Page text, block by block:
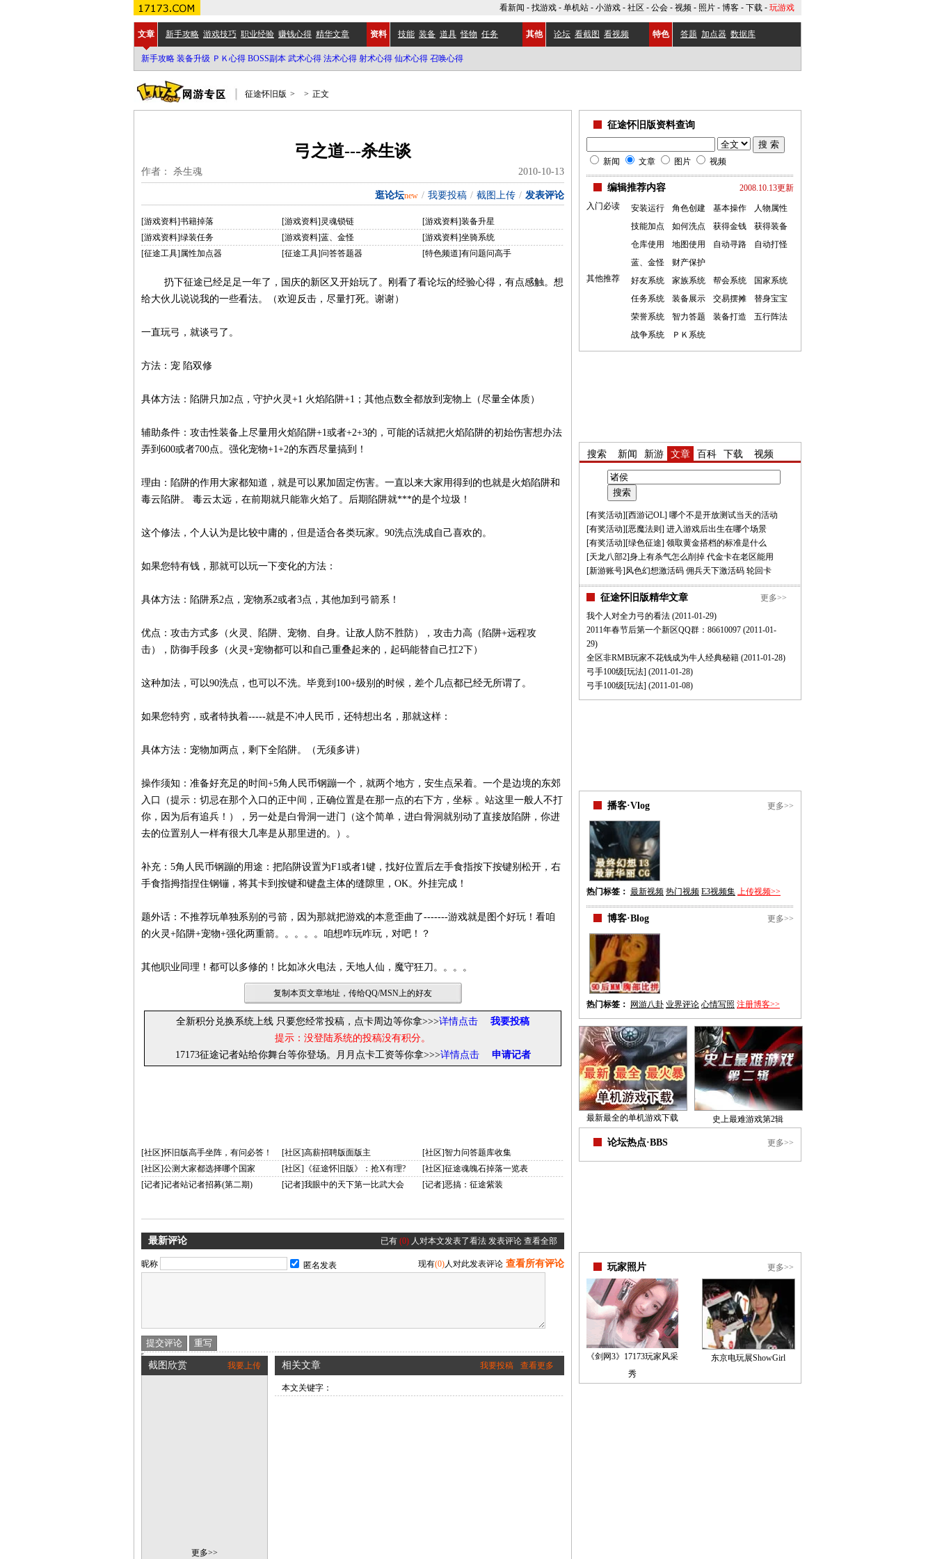
看新闻 - 找游戏 - 单机站 - 小游戏 - 社区 - 公会 - 视频 - 照片 - 博客 - 下载 - 玩游戏
文章 新手攻略 游戏技巧 职业经验 赚钱心得 精华文章 资料 技能 装备 道具 怪物 任务 其他 论坛 看截图 看视频 特色 答题 加点器 数据库
新手攻略 装备升级 ＰＫ心得 BOSS副本 武术心得 法术心得 射术心得 仙术心得 召唤心得
征途怀旧版 > > 正文
弓之道---杀生谈
作者： 杀生魂 2010-10-13
逛论坛new / 我要投稿 / 截图上传 / 发表评论
[游戏资料]书籍掉落 [游戏资料]灵魂锁链
[游戏资料]装备升星
[游戏资料]绿装任务
[游戏资料]蓝、金怪
[游戏资料]坐骑系统
[征途工具]属性加点器
[征途工具]问答答题器 [特色频道]有问题问高手
扔下征途已经足足一年了，国庆的新区又开始玩了。刚看了看论坛的经验心得，有点感触。想
给大伙儿说说我的一些看法。（欢迎反击，尽量打死。谢谢）
一直玩弓，就谈弓了。
方法：宠 陷双修
具体方法：陷阱只加2点，守护火灵+1 火焰陷阱+1；其他点数全都放到宠物上（尽量全体质）
辅助条件：攻击性装备上尽量用火焰陷阱+1或者+2+3的，可能的话就把火焰陷阱的初始伤害想办法
弄到600或者700点。强化宠物+1+2的东西尽量搞到！
理由：陷阱的作用大家都知道，就是可以累加固定伤害。一直以来大家用得到的也就是火焰陷阱和
毒云陷阱。 毒云太远，在前期就只能靠火焰了。后期陷阱就***的是个垃圾！
这个修法，个人认为是比较中庸的，但是适合各类玩家。90洗点洗成自己喜欢的。
如果您特有钱，那就可以玩一下变化的方法：
具体方法：陷阱系2点，宠物系2或者3点，其他加到弓箭系！
优点：攻击方式多（火灵、陷阱、宠物、自身。让敌人防不胜防），攻击力高（陷阱+远程攻
击），防御手段多（火灵+宠物都可以和自己重叠起来的，起码能替自己扛2下）
这种加法，可以90洗点，也可以不洗。毕竟到100+级别的时候，差个几点都已经无所谓了。
如果您特穷，或者特执着-----就是不冲人民币，还特想出名，那就这样：
具体方法：宠物加两点，剩下全陷阱。（无须多讲）
操作须知：准备好充足的时间+5角人民币钢蹦一个，就两个地方，安生点呆着。一个是边境的东郊
入口（提示：切忌在那个入口的正中间，正确位置是在那一点的右下方，坐标 。站这里一般人不打
你，因为后有追兵！），另一处是白骨洞一进门（这个简单，进白骨洞就别动了直接放陷阱，你进
去的位置别人一样有很大几率是从那里进的。）。
补充：5角人民币钢蹦的用途：把陷阱设置为F1或者1键，找好位置后左手食指按下按键别松开，右
手食指拇指捏住钢镚，将其卡到按键和键盘主体的缝隙里，OK。外挂完成！
题外话：不推荐玩单独系别的弓箭，因为那就把游戏的本意歪曲了-------游戏就是图个好玩！看咱
的火灵+陷阱+宠物+强化两重箭。。。。。咱想咋玩咋玩，对吧！？
其他职业同理！都可以多修的！比如冰火电法，天地人仙，魔守狂刀。。。。
复制本页文章地址，传给QQ/MSN上的好友
全新积分兑换系统上线 只要您经常投稿，点卡周边等你拿>>>详情点击
我要投稿
提示：没登陆系统的投稿没有积分。
17173征途记者站给你舞台等你登场。月月点卡工资等你拿>>>详情点击 申请记者
[社区]怀旧版高手坐阵，有问必答！ [社区]高薪招聘版面版主
[社区]智力问答题库收集
[社区]公测大家都选择哪个国家
[社区]《征途怀旧版》：抢X有理?
[社区]征途魂魄石掉落一览表
[记者]记者站记者招募(第二期)
[记者]我眼中的天下第一比武大会 [记者]恶搞：征途紫装
最新评论 已有 (0) 人对本文发表了看法 发表评论 查看全部
昵称 匿名发表 现有(0)人对此发表评论 查看所有评论
我要上传
截图欣赏
更多>>
查看更多
我要投稿
相关文章
本文关键字：
征途怀旧版资料查询
新闻 文章 图片 视频
2008.10.13更新
编辑推荐内容
入门必读 安装运行 角色创建 基本操作
人物属性
技能加点
如何洗点 获得金钱
获得装备
仓库使用
地图使用 自动寻路
自动打怪
蓝、金怪
财产保护
其他推荐
好友系统 家族系统 帮会系统
国家系统
任务系统
装备展示 交易摆摊
替身宝宝
荣誉系统
智力答题 装备打造
五行阵法
战争系统
ＰＫ系统
搜索 新闻 新游 文章 百科 下载 视频
[有奖活动][西游记OL] 哪个不是开放测试当天的活动
[有奖活动][恶魔法则 ] 进入游戏后出生在哪个场景
[有奖活动][绿色征途] 领取黄金搭档的标准是什么
[天龙八部2]身上有杀气怎么削掉 代金卡在老区能用
[新游账号]风色幻想激活码 佣兵天下激活码 轮回卡
更多>>
征途怀旧版精华文章
我个人对全力弓的看法 (2011-01-29)
2011年春节后第一个新区QQ群：86610097 (2011-01-
29)
全区非RMB玩家不花钱成为牛人经典秘籍 (2011-01-28)
弓手100级[玩法] (2011-01-28)
弓手100级[玩法] (2011-01-08)
更多>>
播客·Vlog
热门标签： 最新视频 热门视频 E3视频集 上传视频>>
更多>>
博客·Blog
热门标签： 网游八卦 业界评论 心情写照 注册博客>>
最新最全的单机游戏下载 史上最难游戏第2辑
更多>>
论坛热点·BBS
更多>>
玩家照片
《剑网3》17173玩家风采
秀
东京电玩展ShowGirl